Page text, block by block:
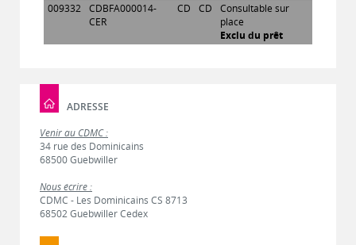
009332 CDBFA000014-
CER
CD CD
Consultable sur
place
Exclu du prêt
ADRESSE
Venir au CDMC :
34 rue des Dominicains
68500 Guebwiller
Nous écrire :
CDMC - Les Dominicains CS 8713
68502 Guebwiller Cedex